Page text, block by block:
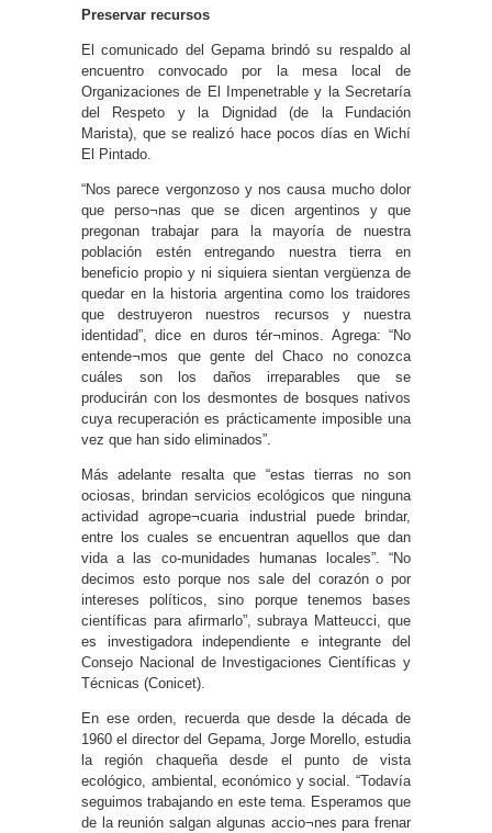
Preservar recursos
El comunicado del Gepama brindó su respaldo al
encuentro convocado por la mesa local de
Organizaciones de El Impenetrable y la Secretaría
del Respeto y la Dignidad (de la Fundación
Marista), que se realizó hace pocos días en Wichí
El Pintado.
“Nos parece vergonzoso y nos causa mucho dolor
que perso¬nas que se dicen argentinos y que
pregonan trabajar para la mayoría de nuestra
población estén entregando nuestra tierra en
beneficio propio y ni siquiera sientan vergüenza de
quedar en la historia argentina como los traidores
que destruyeron nuestros recursos y nuestra
identidad”, dice en duros tér¬minos. Agrega: “No
entende¬mos que gente del Chaco no conozca
cuáles son los daños irreparables que se
producirán con los desmontes de bosques nativos
cuya recuperación es prácticamente imposible una
vez que han sido eliminados”.
Más adelante resalta que “estas tierras no son
ociosas, brindan servicios ecológicos que ninguna
actividad agrope¬cuaria industrial puede brindar,
entre los cuales se encuentran aquellos que dan
vida a las co-munidades humanas locales”. “No
decimos esto porque nos sale del corazón o por
intereses políticos, sino porque tenemos bases
científicas para afirmarlo”, subraya Matteucci, que
es investigadora independiente e integrante del
Consejo Nacional de Investigaciones Científicas y
Técnicas (Conicet).
En ese orden, recuerda que desde la década de
1960 el director del Gepama, Jorge Morello, estudia
la región chaqueña desde el punto de vista
ecológico, ambiental, económico y social. “Todavía
seguimos trabajando en este tema. Esperamos que
de la reunión salgan algunas accio¬nes para frenar